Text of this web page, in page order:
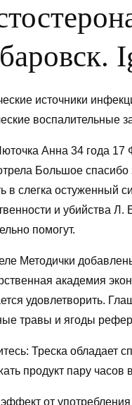
источники
воспалительные
Анна 34 года 17
Большое спасибо
в слегка остуженный
и убийства
помогут.
Методички
академия
удовлетворить.
травы и ягоды
Треска обладает
продукт пару часов
от употребления